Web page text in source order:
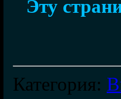
Эту
Категория: